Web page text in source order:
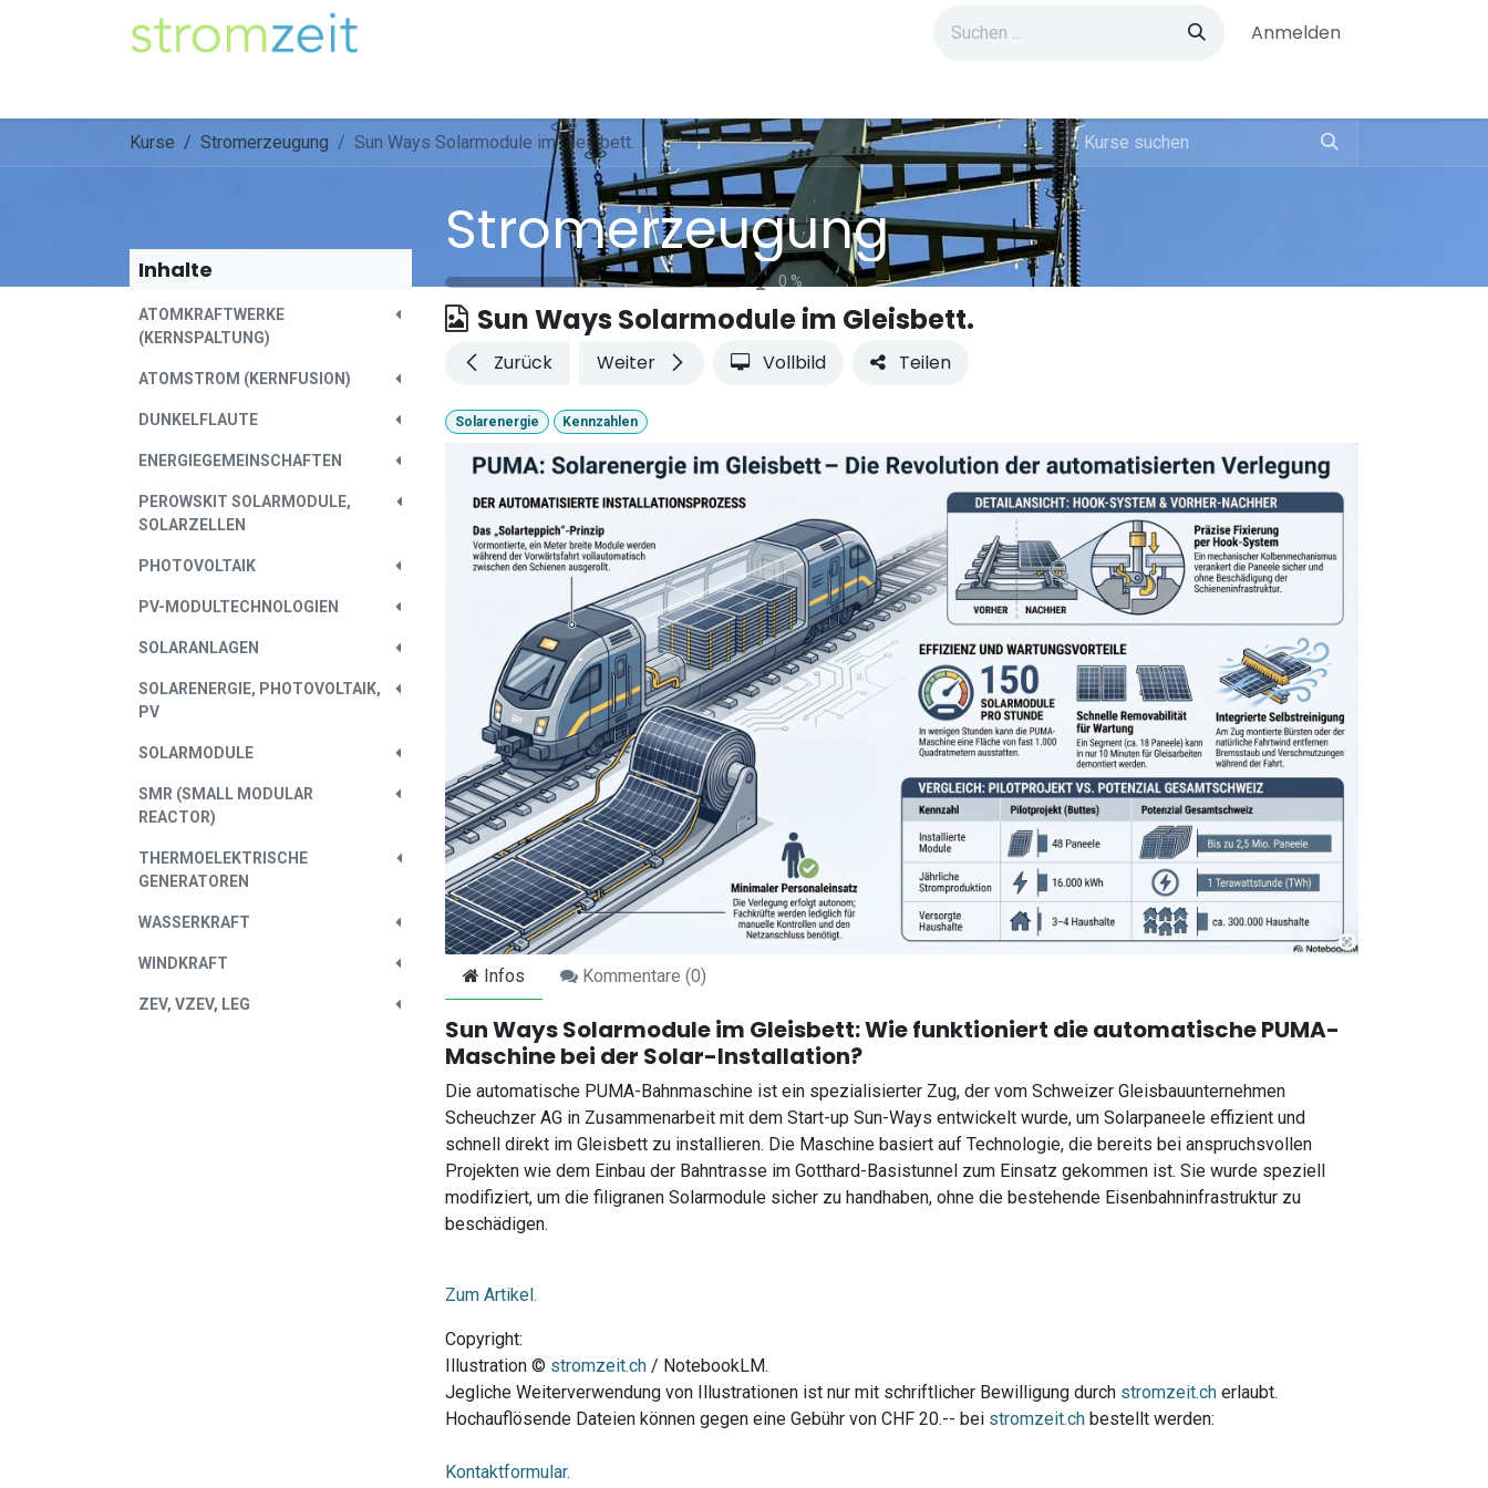
Zum Inhalt springen
Anmelden
Kurse Stromerzeugung Sun Ways Solarmodule im Gleisbett.
Stromerzeugung
0 %
Inhalte
ATOMKRAFTWERKE
(KERNSPALTUNG)
ATOMSTROM (KERNFUSION)
DUNKELFLAUTE
ENERGIEGEMEINSCHAFTEN
PEROWSKIT SOLARMODULE,
SOLARZELLEN
PHOTOVOLTAIK
PV-MODULTECHNOLOGIEN
SOLARANLAGEN
SOLARENERGIE, PHOTOVOLTAIK,
PV
SOLARMODULE
SMR (SMALL MODULAR
REACTOR)
THERMOELEKTRISCHE
GENERATOREN
WASSERKRAFT
WINDKRAFT
ZEV, VZEV, LEG
Sun Ways Solarmodule im Gleisbett.
Zurück Weiter Vollbild Teilen
Solarenergie Kennzahlen
Infos Kommentare (0)
Sun Ways Solarmodule im Gleisbett: Wie funktioniert die automatische PUMA-
Maschine bei der Solar-Installation?
Die automatische PUMA-Bahnmaschine ist ein spezialisierter Zug, der vom Schweizer Gleisbauunternehmen
Scheuchzer AG in Zusammenarbeit mit dem Start-up Sun-Ways entwickelt wurde, um Solarpaneele effizient und
schnell direkt im Gleisbett zu installieren. Die Maschine basiert auf Technologie, die bereits bei anspruchsvollen
Projekten wie dem Einbau der Bahntrasse im Gotthard-Basistunnel zum Einsatz gekommen ist. Sie wurde speziell
modifiziert, um die filigranen Solarmodule sicher zu handhaben, ohne die bestehende Eisenbahninfrastruktur zu
beschädigen.
Zum Artikel.
Copyright:
Illustration © stromzeit.ch / NotebookLM.
Jegliche Weiterverwendung von Illustrationen ist nur mit schriftlicher Bewilligung durch stromzeit.ch erlaubt.
Hochauflösende Dateien können gegen eine Gebühr von CHF 20.-- bei stromzeit.ch bestellt werden:
Kontaktformular.